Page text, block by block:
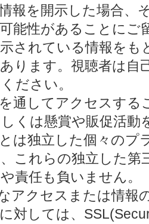
報を開示した場合、
能性があることに
されている情報を
ります。視聴者は自
ださい。
通してアクセスする
くは懸賞や販促活動
は独立した個々のプ
これらの独立した第
責任も負いません。
アクセスまたは情報
対しては、